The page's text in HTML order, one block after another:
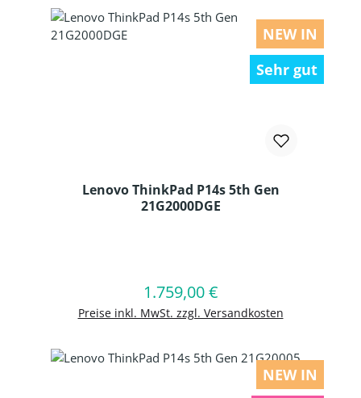
NEW IN
Sehr gut
Lenovo ThinkPad P14s 5th Gen
21G2000DGE
Regulärer Preis:
1.759,00 €
Preise inkl. MwSt. zzgl. Versandkosten
In den Warenkorb
NEW IN